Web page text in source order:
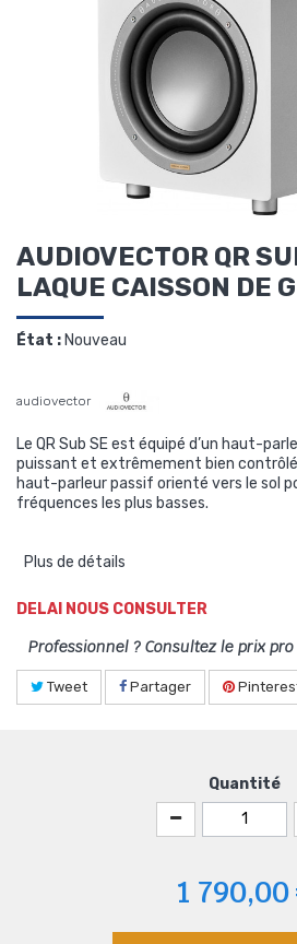
AUDIOVECTOR QR
LAQUE CAISSON DE
État :Nouveau
audiovector
Le QR Sub SE est équipé d’un haut-
puissant et extrêmement bien
haut-parleur passif orienté vers le sol
fréquences les plus basses.
Plus de détails
DELAI NOUS CONSULTER
Professionnel ? Consultez le prix
Tweet Partager
Quantité
1 790,00